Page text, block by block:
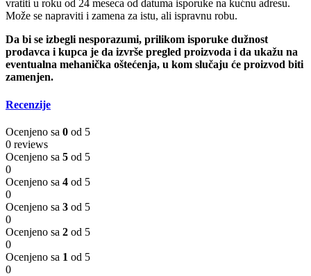
vratiti u roku od 24 meseca od datuma isporuke na kućnu adresu.
Može se napraviti i zamena za istu, ali ispravnu robu.
Da bi se izbegli nesporazumi, prilikom isporuke dužnost
prodavca i kupca je da izvrše pregled proizvoda i da ukažu na
eventualna mehanička oštećenja, u kom slučaju će proizvod biti
zamenjen.
Recenzije
Ocenjeno sa 0 od 5
0 reviews
Ocenjeno sa 5 od 5
0
Ocenjeno sa 4 od 5
0
Ocenjeno sa 3 od 5
0
Ocenjeno sa 2 od 5
0
Ocenjeno sa 1 od 5
0